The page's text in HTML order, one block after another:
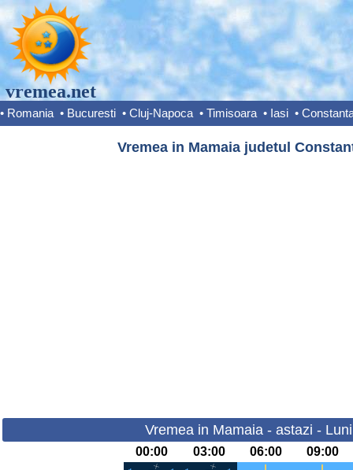
vremea.net
• Romania • Bucuresti • Cluj-Napoca • Timisoara • Iasi •
Vremea in Mamaia judetul
Vremea in Mamaia - astazi -
00:00 03:00 06:00 09:00